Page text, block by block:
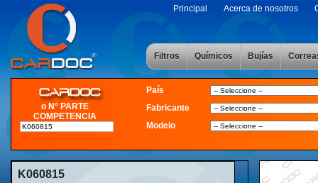
Principal Acerca de nosotros
Filtros Químicos Bujías
o N° PARTE
COMPETENCIA
País
Fabricante
Modelo
K060815